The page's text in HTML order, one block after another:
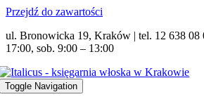
Przejdź do zawartości
ul. Bronowicka 19, Kraków | tel. 12 638 08
17:00, sob. 9:00 – 13:00
Toggle Navigation